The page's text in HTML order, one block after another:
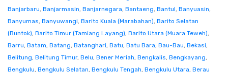
Banjarbaru, Banjarmasin, Banjarnegara, Bantaeng, Bantul, Banyuasin,
Banyumas, Banyuwangi, Barito Kuala (Marabahan), Barito Selatan
(Buntok), Barito Timur (Tamiang Layang), Barito Utara (Muara Teweh),
Barru, Batam, Batang, Batanghari, Batu, Batu Bara, Bau-Bau, Bekasi,
Belitung, Belitung Timur, Belu, Bener Meriah, Bengkalis, Bengkayang,
Bengkulu, Bengkulu Selatan, Bengkulu Tengah, Bengkulu Utara, Berau